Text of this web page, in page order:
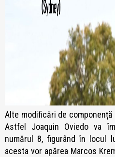
Alte modificări de
Astfel Joaquin Oviedo va
numărul 8, figurând în locul
acesta vor apărea Marcos